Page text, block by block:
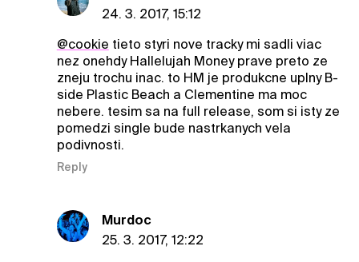
24. 3. 2017, 15:12
@cookie tieto styri nove tracky mi sadli viac
nez onehdy Hallelujah Money prave preto ze
zneju trochu inac. to HM je produkcne uplny B-
side Plastic Beach a Clementine ma moc
nebere. tesim sa na full release, som si isty ze
pomedzi single bude nastrkanych vela
podivnosti.
Reply
Murdoc
25. 3. 2017, 12:22